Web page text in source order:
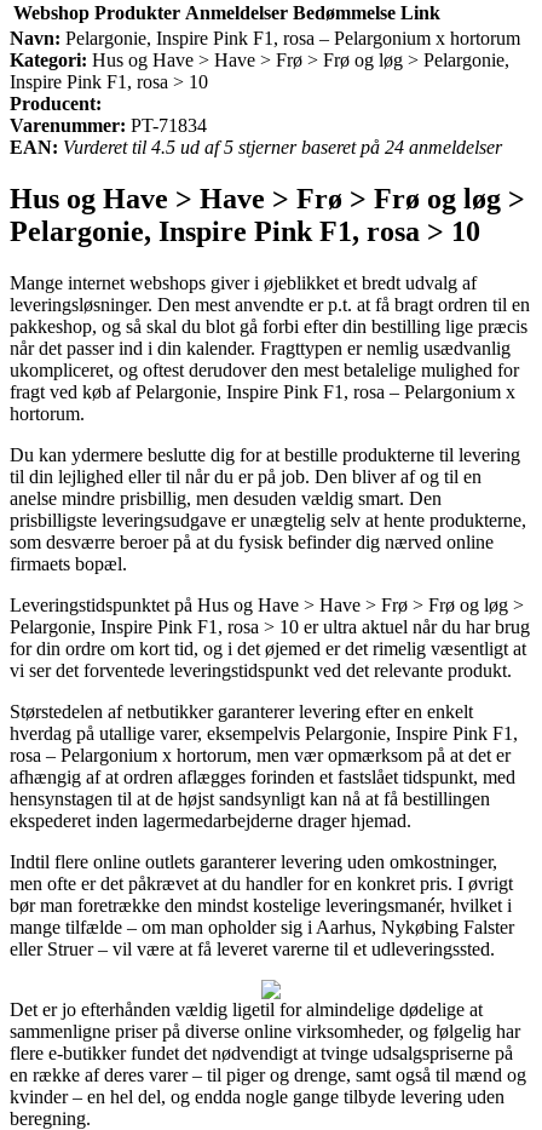
Webshop Produkter Anmeldelser Bedømmelse Link
Navn: Pelargonie, Inspire Pink F1, rosa – Pelargonium x hortorum
Kategori: Hus og Have > Have > Frø > Frø og løg > Pelargonie,
Inspire Pink F1, rosa > 10
Producent:
Varenummer: PT-71834
EAN: Vurderet til 4.5 ud af 5 stjerner baseret på 24 anmeldelser
Hus og Have > Have > Frø > Frø og løg >
Pelargonie, Inspire Pink F1, rosa > 10
Mange internet webshops giver i øjeblikket et bredt udvalg af
leveringsløsninger. Den mest anvendte er p.t. at få bragt ordren til en
pakkeshop, og så skal du blot gå forbi efter din bestilling lige præcis
når det passer ind i din kalender. Fragttypen er nemlig usædvanlig
ukompliceret, og oftest derudover den mest betalelige mulighed for
fragt ved køb af Pelargonie, Inspire Pink F1, rosa – Pelargonium x
hortorum.
Du kan ydermere beslutte dig for at bestille produkterne til levering
til din lejlighed eller til når du er på job. Den bliver af og til en
anelse mindre prisbillig, men desuden vældig smart. Den
prisbilligste leveringsudgave er unægtelig selv at hente produkterne,
som desværre beroer på at du fysisk befinder dig nærved online
firmaets bopæl.
Leveringstidspunktet på Hus og Have > Have > Frø > Frø og løg >
Pelargonie, Inspire Pink F1, rosa > 10 er ultra aktuel når du har brug
for din ordre om kort tid, og i det øjemed er det rimelig væsentligt at
vi ser det forventede leveringstidspunkt ved det relevante produkt.
Størstedelen af netbutikker garanterer levering efter en enkelt
hverdag på utallige varer, eksempelvis Pelargonie, Inspire Pink F1,
rosa – Pelargonium x hortorum, men vær opmærksom på at det er
afhængig af at ordren aflægges forinden et fastslået tidspunkt, med
hensynstagen til at de højst sandsynligt kan nå at få bestillingen
ekspederet inden lagermedarbejderne drager hjemad.
Indtil flere online outlets garanterer levering uden omkostninger,
men ofte er det påkrævet at du handler for en konkret pris. I øvrigt
bør man foretrække den mindst kostelige leveringsmanér, hvilket i
mange tilfælde – om man opholder sig i Aarhus, Nykøbing Falster
eller Struer – vil være at få leveret varerne til et udleveringssted.
Det er jo efterhånden vældig ligetil for almindelige dødelige at
sammenligne priser på diverse online virksomheder, og følgelig har
flere e-butikker fundet det nødvendigt at tvinge udsalgspriserne på
en række af deres varer – til piger og drenge, samt også til mænd og
kvinder – en hel del, og endda nogle gange tilbyde levering uden
beregning.